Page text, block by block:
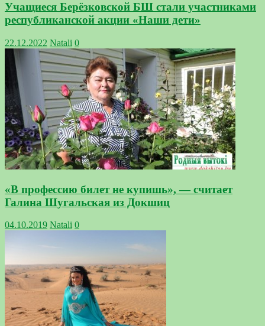
Учащиеся Берёзковской БШ стали участниками
республиканской акции «Наши дети»
22.12.2022 Natali 0
«В профессию билет не купишь», — считает
Галина Шугальская из Докшиц
04.10.2019 Natali 0